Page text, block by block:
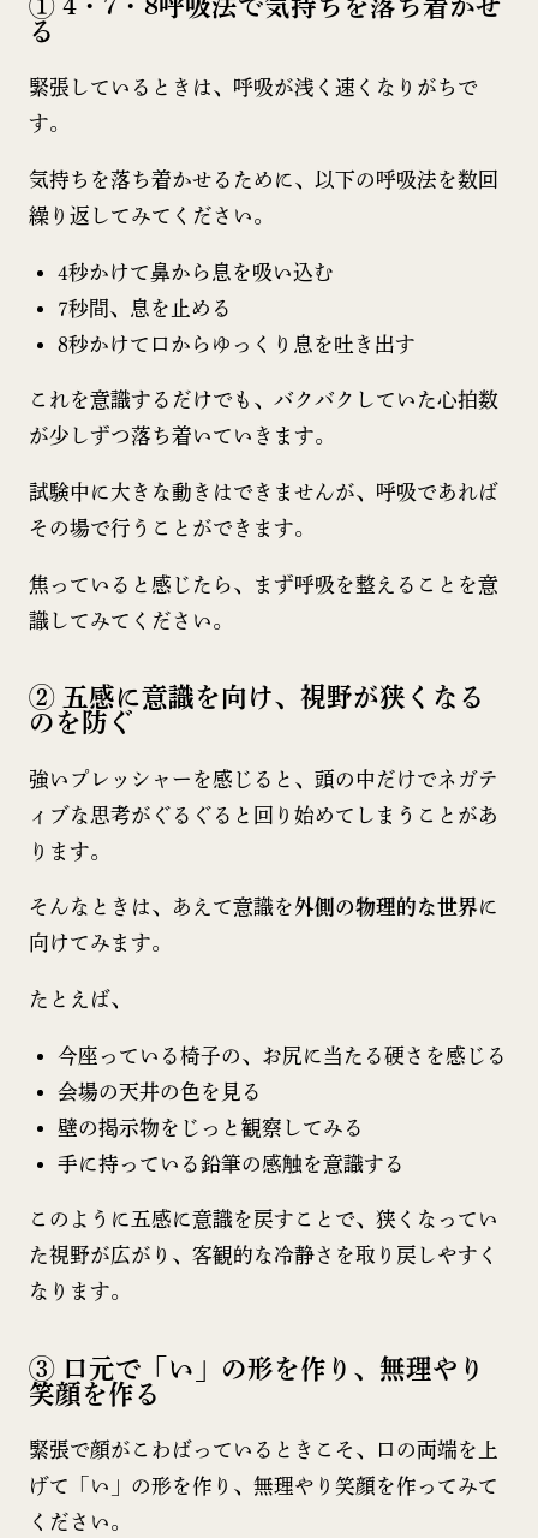
① 4・7・8呼吸法で気持ちを落ち着かせ
る
緊張しているときは、呼吸が浅く速くなりがちで
す。
気持ちを落ち着かせるために、以下の呼吸法を数回
繰り返してみてください。
4秒かけて鼻から息を吸い込む
7秒間、息を止める
8秒かけて口からゆっくり息を吐き出す
これを意識するだけでも、バクバクしていた心拍数
が少しずつ落ち着いていきます。
試験中に大きな動きはできませんが、呼吸であれば
その場で行うことができます。
焦っていると感じたら、まず呼吸を整えることを意
識してみてください。
② 五感に意識を向け、視野が狭くなる
のを防ぐ
強いプレッシャーを感じると、頭の中だけでネガテ
ィブな思考がぐるぐると回り始めてしまうことがあ
ります。
そんなときは、あえて意識を外側の物理的な世界に
向けてみます。
たとえば、
今座っている椅子の、お尻に当たる硬さを感じる
会場の天井の色を見る
壁の掲示物をじっと観察してみる
手に持っている鉛筆の感触を意識する
このように五感に意識を戻すことで、狭くなってい
た視野が広がり、客観的な冷静さを取り戻しやすく
なります。
③ 口元で「い」の形を作り、無理やり
笑顔を作る
緊張で顔がこわばっているときこそ、口の両端を上
げて「い」の形を作り、無理やり笑顔を作ってみて
ください。